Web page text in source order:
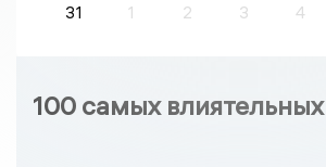
31
1 2 3 4
100 самых